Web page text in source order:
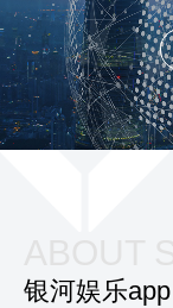
银河娱乐app